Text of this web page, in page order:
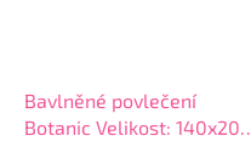
Bavlněné povlečení
Botanic Velikost: 140x200